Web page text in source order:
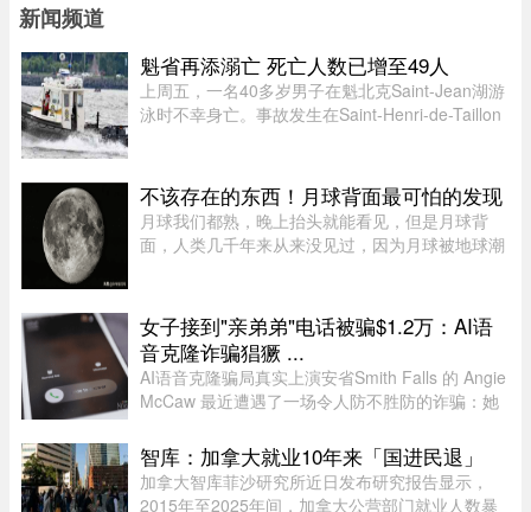
新闻频道
魁省再添溺亡 死亡人数已增至49人
上周五，一名40多岁男子在魁北克Saint-Jean湖游
泳时不幸身亡。事故发生在Saint-Henri-de-Taillon
（SQ）发言人Louis-Philipp ...
不该存在的东西！月球背面最可怕的发现
月球我们都熟，晚上抬头就能看见，但是月球背
面，人类几千年来从来没见过，因为月球被地球潮
面一样拥有14天一轮的完整白 ...
女子接到"亲弟弟"电话被骗$1.2万：AI语
音克隆诈骗猖獗 ...
AI语音克隆骗局真实上演安省Smith Falls 的 Angie
McCaw 最近遭遇了一场令人防不胜防的诈骗：她
叫出了她弟弟的名字，连声音都几乎一模一
样。"电话那头听起来真的就是我 ...
智库：加拿大就业10年来「国进民退」
加拿大智库菲沙研究所近日发布研究报告显示，
2015年至2025年间，加拿大公营部门就业人数暴